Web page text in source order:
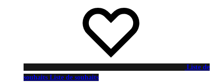
Liste de
souhaits Liste de souhaits